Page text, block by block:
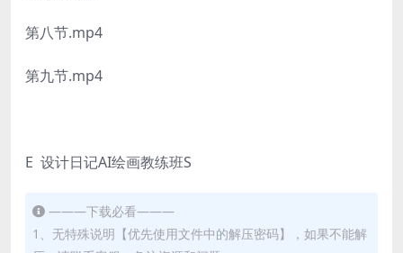
第八节.mp4
第九节.mp4
E 设计日记AI绘画教练班S
———下载必看———
1、无特殊说明【优先使用文件中的解压密码】，如果不能解